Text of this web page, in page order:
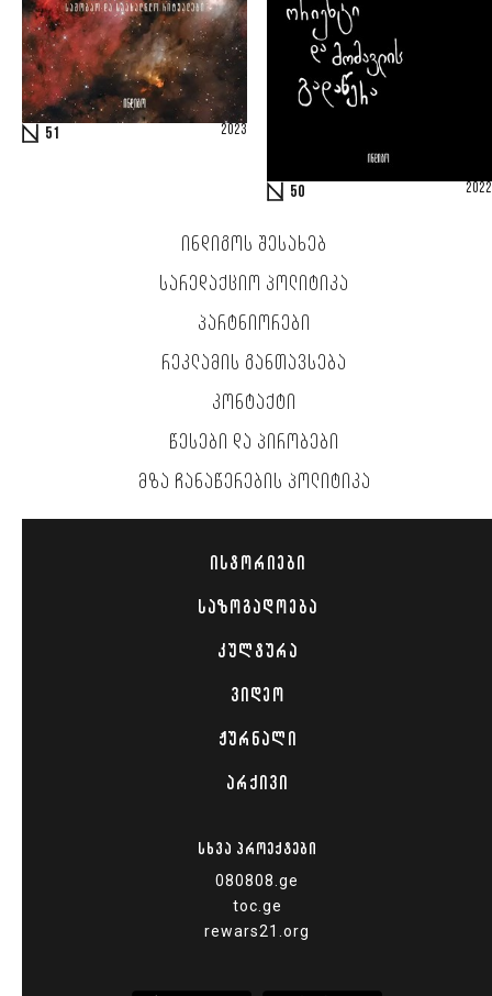
51 2023
50 2022
ᲘᲜᲓᲘᲒᲝᲡ ᲨᲔᲡᲐᲮᲔᲑ
ᲡᲐᲠᲔᲓᲐᲥᲪᲘᲝ ᲞᲝᲚᲘᲢᲘᲙᲐ
ᲞᲐᲠᲢᲜᲘᲝᲠᲔᲑᲘ
ᲠᲔᲙᲚᲐᲛᲘᲡ ᲒᲐᲜᲗᲐᲕᲡᲔᲑᲐ
ᲙᲝᲜᲢᲐᲥᲢᲘ
ᲬᲔᲡᲔᲑᲘ ᲓᲐ ᲞᲘᲠᲝᲑᲔᲑᲘ
ᲛᲖᲐ ᲩᲐᲜᲐᲬᲔᲠᲔᲑᲘᲡ ᲞᲝᲚᲘᲢᲘᲙᲐ
ᲘᲡᲢᲝᲠᲘᲔᲑᲘ
ᲡᲐᲖᲝᲒᲐᲓᲝᲔᲑᲐ
ᲙᲣᲚᲢᲣᲠᲐ
ᲕᲘᲓᲔᲝ
ᲟᲣᲠᲜᲐᲚᲘ
ᲐᲠᲥᲘᲕᲘ
ᲡᲮᲕᲐ ᲞᲠᲝᲔᲥᲢᲔᲑᲘ
080808.ge
toc.ge
rewars21.org